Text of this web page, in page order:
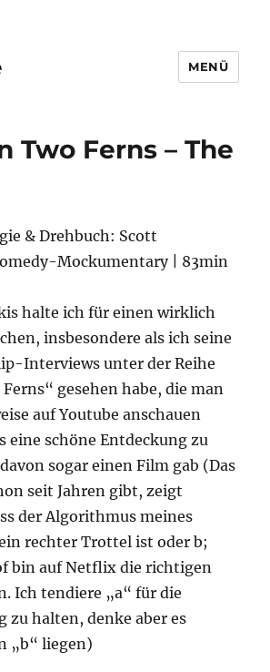
MENÜ
Two Ferns – The
& Drehbuch: Scott
Mockumentary | 83min
halte ich für einen wirklich
insbesondere als ich seine
Interviews unter der Reihe
gesehen habe, die man
auf Youtube anschauen
eine schöne Entdeckung zu
sogar einen Film gab (Das
seit Jahren gibt, zeigt
der Algorithmus meines
rechter Trottel ist oder b;
bin auf Netflix die richtigen
Ich tendiere „a“ für die
zu halten, denke aber es
„b“ liegen)